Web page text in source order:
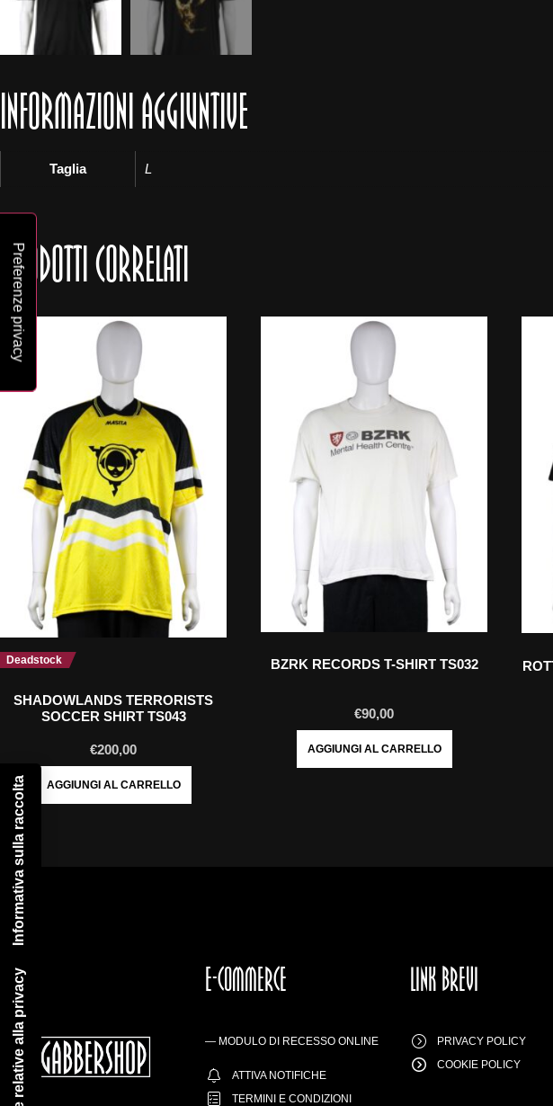
INFORMAZIONI AGGIUNTIVE
Taglia L
PRODOTTI CORRELATI
Deadstock
SHADOWLANDS TERRORISTS
SOCCER SHIRT TS043
€200,00
AGGIUNGI AL CARRELLO
BZRK RECORDS T-SHIRT TS032
€90,00
AGGIUNGI AL CARRELLO
E-COMMERCE
— MODULO DI RECESSO ONLINE
ATTIVA NOTIFICHE
TERMINI E CONDIZIONI
LINK BREVI
PRIVACY POLICY
COOKIE POLICY
Informativa sulla raccolta